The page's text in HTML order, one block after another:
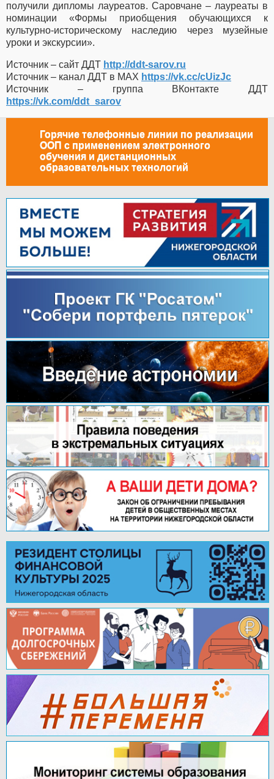
получили дипломы лауреатов. Саровчане – лауреаты в
номинации «Формы приобщения обучающихся к
культурно-историческому наследию через музейные
уроки и экскурсии».
Источник – сайт ДДТ http://ddt-sarov.ru
Источник – канал ДДТ в МАХ https://vk.cc/cUizJc
Источник – группа ВКонтакте ДДТ
https://vk.com/ddt_sarov
Горячие телефонные линии по реализации
ООП с применением электронного
обучения и дистанционных
образовательных технологий